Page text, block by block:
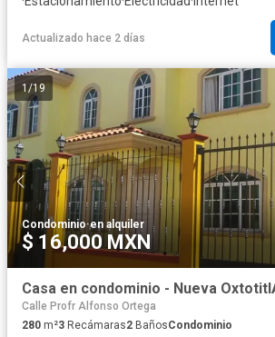
Actualizado hace 2 días
1 /19
Condominio·en alquiler
$ 16,000 MXN
Casa en condominio - Nueva
Calle Profr Alfonso Ortega
280 m²3 Recámaras2 BañosCondominio